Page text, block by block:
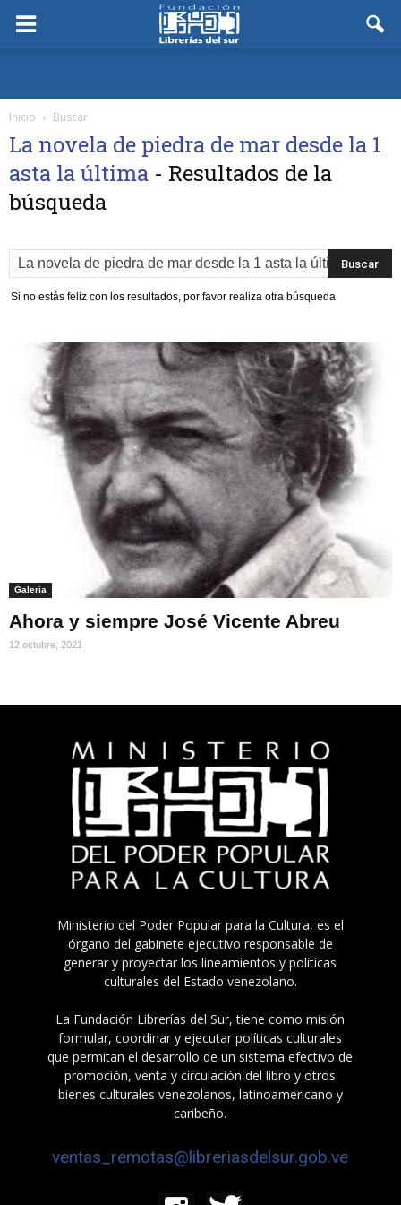
Inicio Buscar
La novela de piedra de mar desde la 1
asta la última - Resultados de la
búsqueda
Si no estás feliz con los resultados, por favor realiza otra búsqueda
Galeria
Ahora y siempre José Vicente Abreu
12 octubre, 2021
Ministerio del Poder Popular para la Cultura, es el
órgano del gabinete ejecutivo responsable de
generar y proyectar los lineamientos y políticas
culturales del Estado venezolano.
La Fundación Librerías del Sur, tiene como misión
formular, coordinar y ejecutar políticas culturales
que permitan el desarrollo de un sistema efectivo de
promoción, venta y circulación del libro y otros
bienes culturales venezolanos, latinoamericano y
caribeño.
ventas_remotas@libreriasdelsur.gob.ve